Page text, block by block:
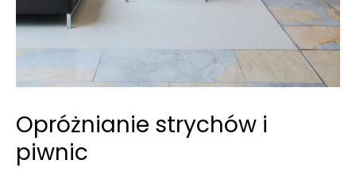
Opróżnianie strychów i
piwnic